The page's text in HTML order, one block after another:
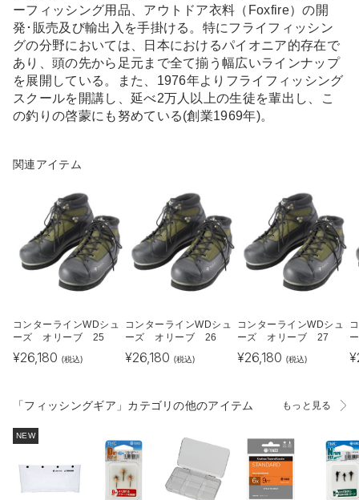
ーフィッシング用品、アウトドア衣料（Foxfire）の開
発･販売及び輸出入を手掛ける。特にフライフィッシン
グの分野においては、日本におけるパイオニア的存在で
あり、頭の先から足元まで全て揃う幅広いラインナップ
を展開している。また、1976年よりフライフィッシング
スクールを開講し、延べ2万人以上の生徒を輩出し、こ
の釣りの啓蒙にも努めている(創業1969年)。
関連アイテム
コンターラインWDシュ
ーズ オリーブ 25
¥26,180 (税込)
コンターラインWDシュ
ーズ オリーブ 26
¥26,180 (税込)
コンターラインWDシュ
ーズ オリーブ 27
¥26,180 (税込) ¥
「フィッシングギア」カテゴリの他のアイテム もっと見る
NEW